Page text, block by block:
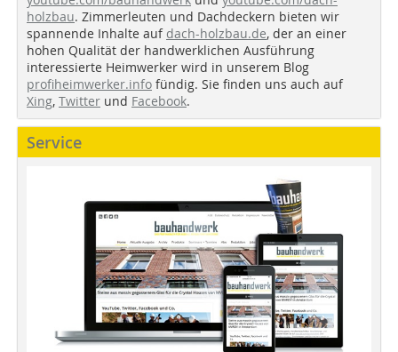
holzbau. Zimmerleuten und Dachdeckern bieten wir
spannende Inhalte auf dach-holzbau.de, der an einer
hohen Qualität der handwerklichen Ausführung
interessierte Heimwerker wird in unserem Blog
profiheimwerker.info fündig. Sie finden uns auch auf
Xing, Twitter und Facebook.
Service